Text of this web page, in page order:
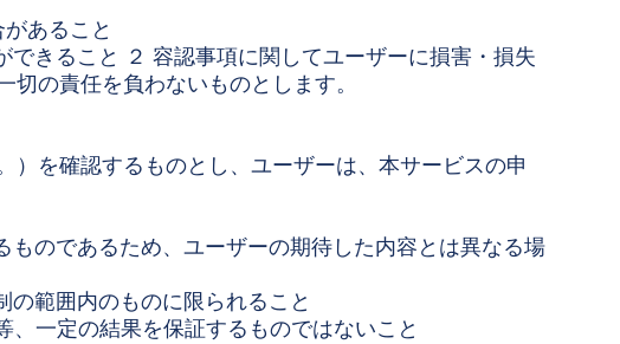
あること
きること ２ 容認事項に関してユーザーに損害・損失
の責任を負わないものとします。
を確認するものとし、ユーザーは、本サービスの申
のであるため、ユーザーの期待した内容とは異なる場
範囲内のものに限られること
一定の結果を保証するものではないこと